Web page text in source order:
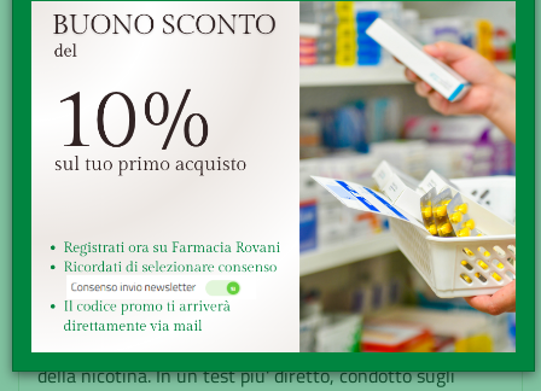
usano i prodotti per la terapia sostitutiva a base di
nicotina per ridurre il fumo, e' presente nell'organismo
anche la nicotina rilasciata dalle sigarette. Non e' chiaro,
se la nicotina rilasciata dalle sigarette influenzi
l'eliminazione della nicotina fornita dai prodotti per la
terapia sostitutiva o viceversa. Sebbene sia stato
riportato che la nicotina e' eliminata piu' rapidamente
dai fumatori che dainon-fumatori, suggerendo che la
stessa nicotina favorisca la propria eliminazione, uno
studio piu' approfondito ha dimostrato che e' vero anche
il contrario. Un altro studio ha evidenziato che la
cotinina, il principale metabolita della nicotina prodotta
fumando non ha aumentatoo diminuito l'eliminazione
della nicotina. In un test piu' diretto, condotto sugli